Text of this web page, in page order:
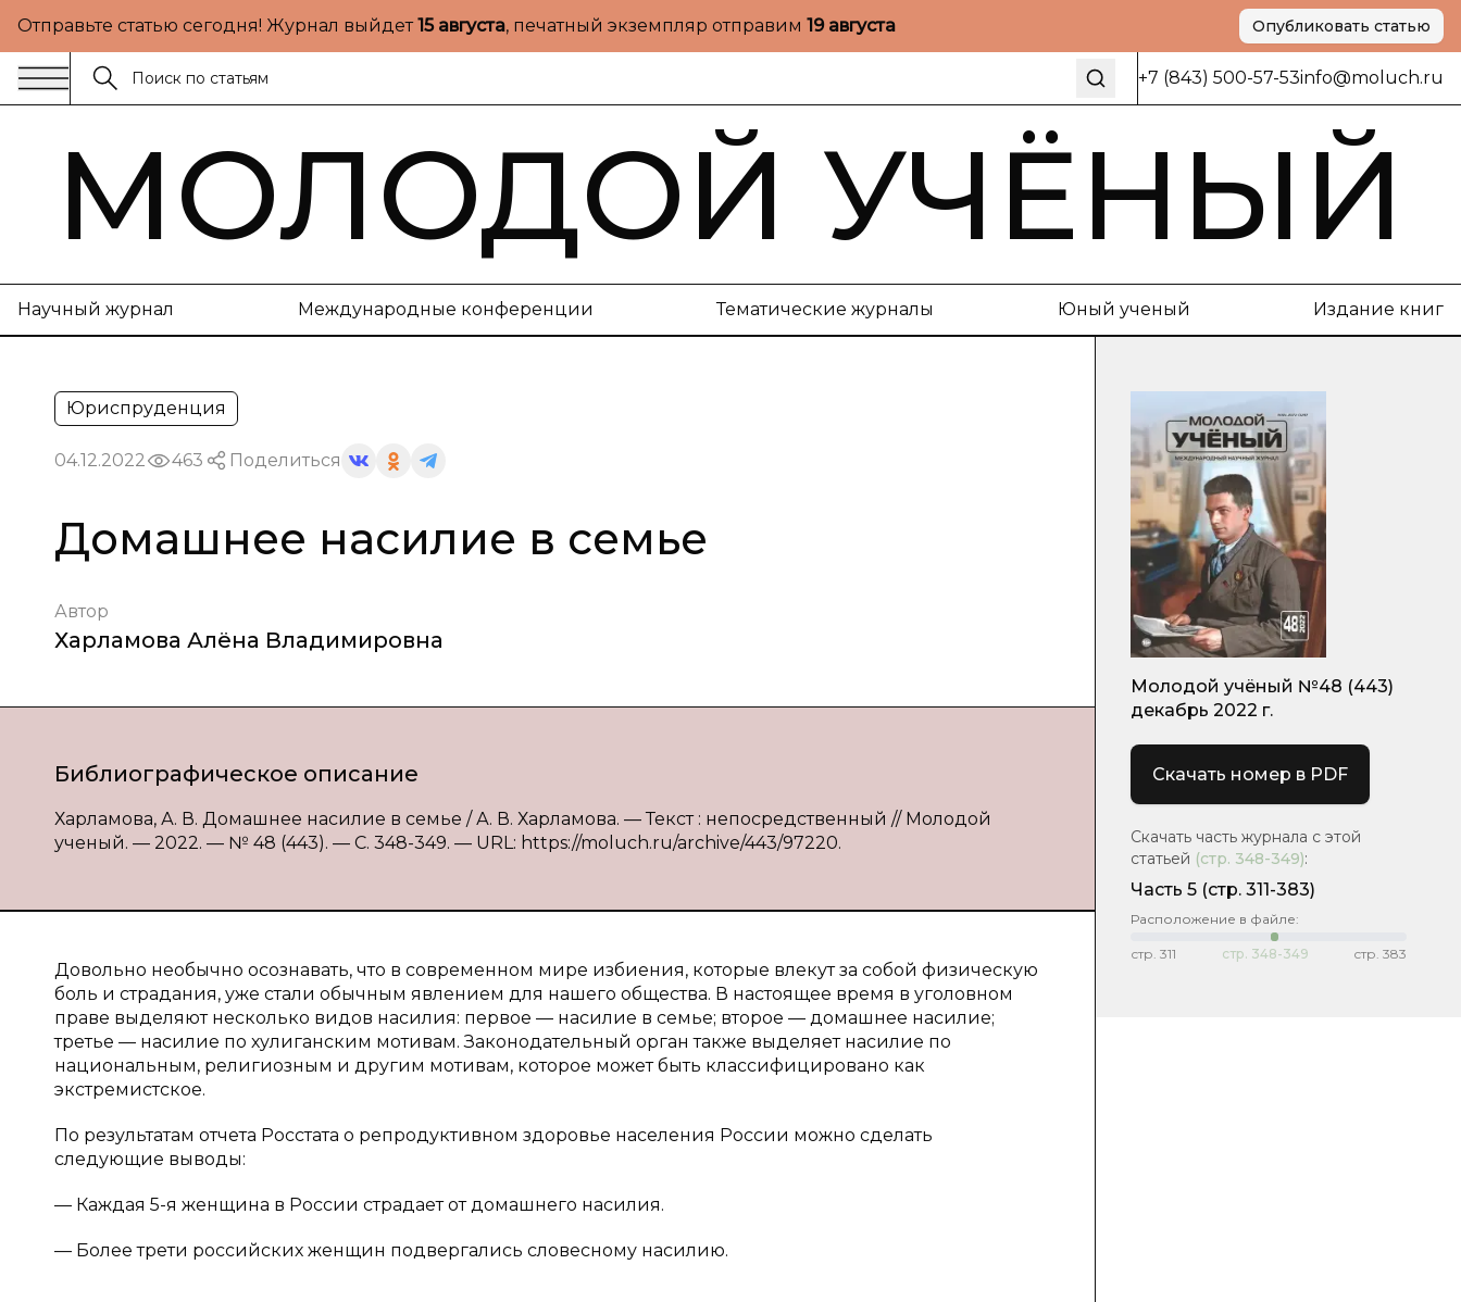
Отправьте статью сегодня! Журнал выйдет15 августа, печатный экземпляр отправим 19 августа Опубликовать статью
+7 (843) 500-57-53info@moluch.ru
МОЛОДОЙ УЧЁНЫЙ
Научный журнал Международные конференции Тематические журналы Юный ученый Издание книг
Юриспруденция
04.12.2022 463 Поделиться
Домашнее насилие в семье
Автор
Харламова Алёна Владимировна
Библиографическое описание
Харламова, А. В. Домашнее насилие в семье / А. В. Харламова. — Текст : непосредственный // Молодой
ученый. — 2022. — № 48 (443). — С. 348-349. — URL: https://moluch.ru/archive/443/97220.
Довольно необычно осознавать, что в современном мире избиения, которые влекут за собой физическую
боль и страдания, уже стали обычным явлением для нашего общества. В настоящее время в уголовном
праве выделяют несколько видов насилия: первое — насилие в семье; второе — домашнее насилие;
третье — насилие по хулиганским мотивам. Законодательный орган также выделяет насилие по
национальным, религиозным и другим мотивам, которое может быть классифицировано как
экстремистское.
По результатам отчета Росстата о репродуктивном здоровье населения России можно сделать
следующие выводы:
— Каждая 5-я женщина в России страдает от домашнего насилия.
— Более трети российских женщин подвергались словесному насилию.
Молодой учёный №48 (443)
декабрь 2022 г.
Скачать номер в PDF
Скачать часть журнала с этой
статьей (стр. 348-349):
Часть 5 (стр. 311-383)
Расположение в файле:
стр. 311 стр. 348-349 стр. 383